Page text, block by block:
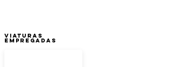
Viaturas
Empregadas